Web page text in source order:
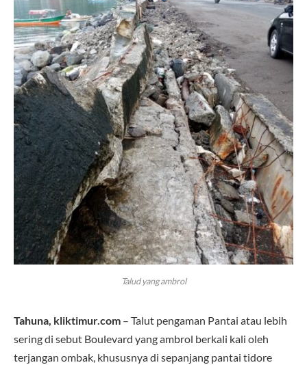
Talud yang ambrol
Tahuna, kliktimur.com – Talut pengaman Pantai atau lebih
sering di sebut Boulevard yang ambrol berkali kali oleh
terjangan ombak, khususnya di sepanjang pantai tidore